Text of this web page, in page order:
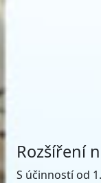
Rozšíření
S účinností od